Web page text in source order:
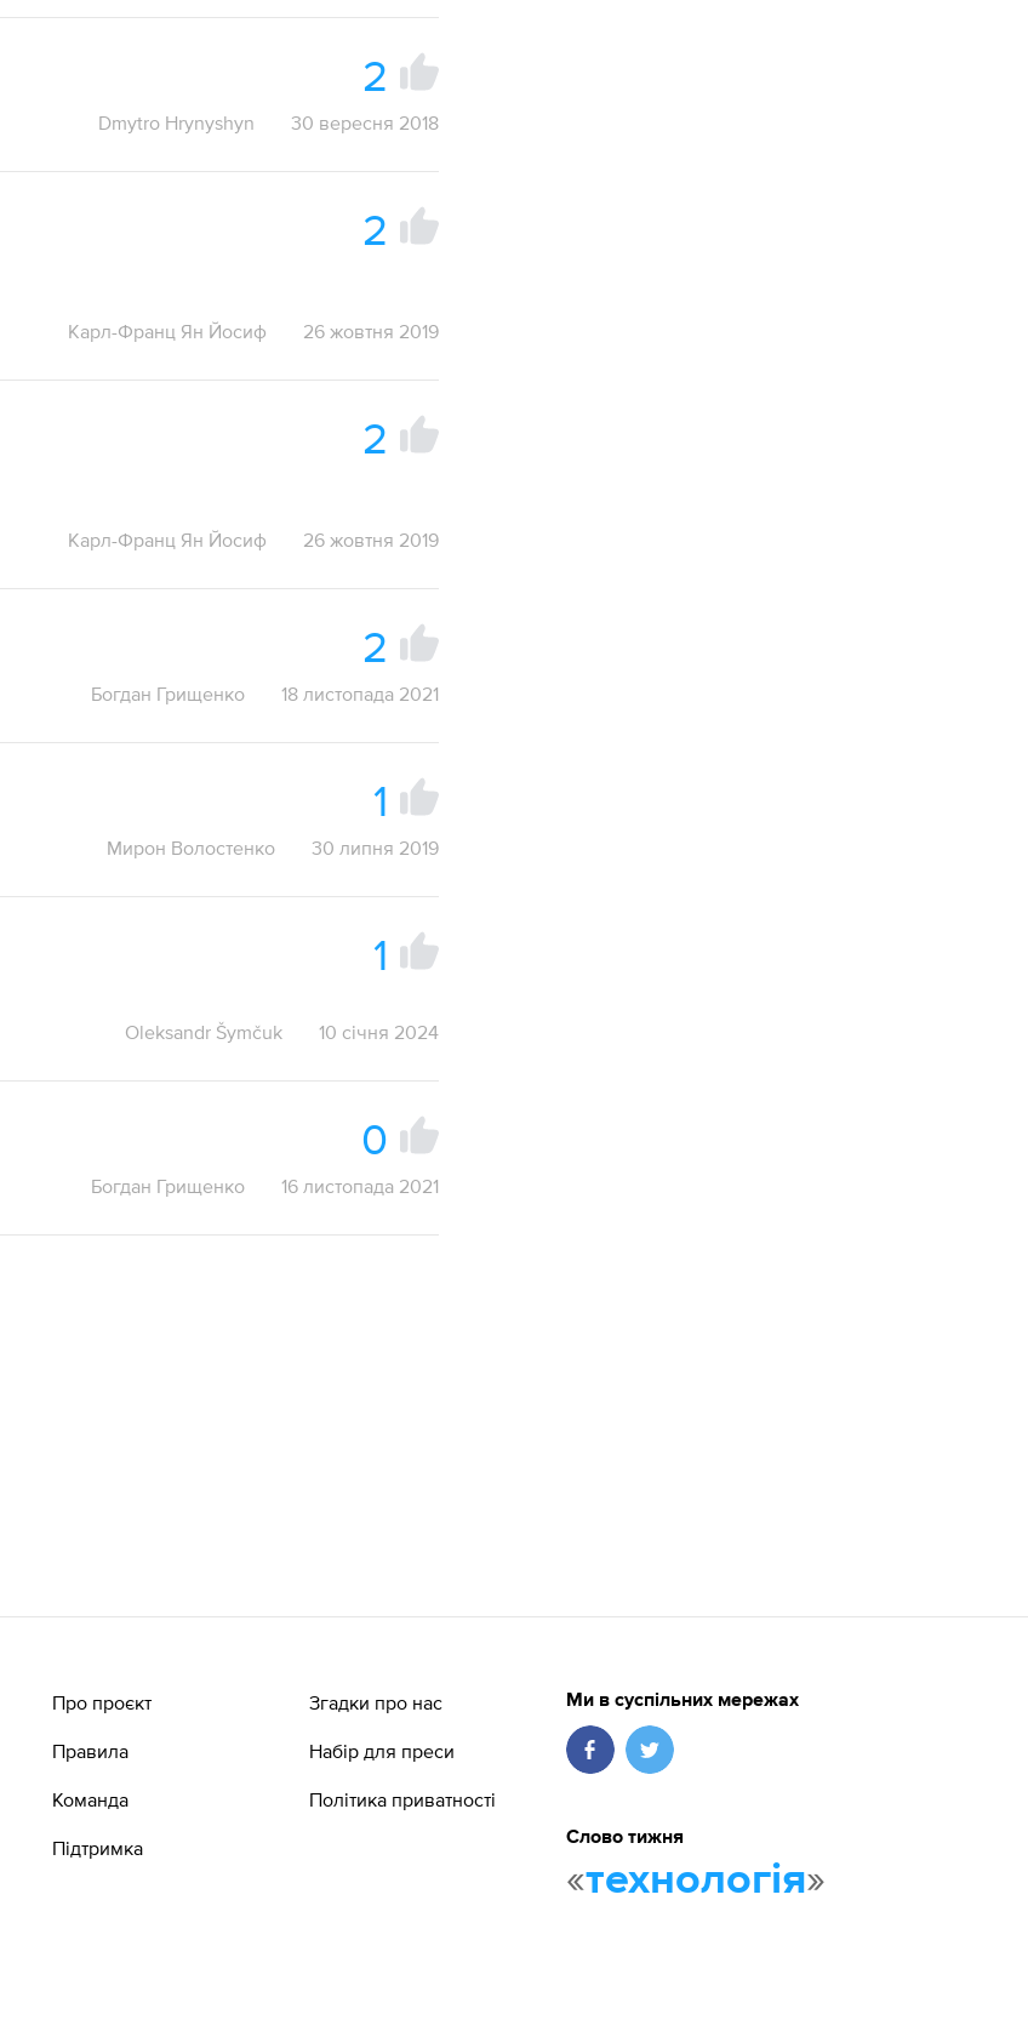
2
Dmytro Hrynyshyn 30 вересня 2018
2
Карл-Франц Ян Йосиф 26 жовтня 2019
2
Карл-Франц Ян Йосиф 26 жовтня 2019
2
Богдан Грищенко 18 листопада 2021
1
Мирон Волостенко 30 липня 2019
1
Oleksandr Šymčuk 10 січня 2024
0
Богдан Грищенко 16 листопада 2021
Про проєкт
Правила
Команда
Підтримка
Згадки про нас
Набір для преси
Політика приватності
Ми в суспільних мережах
Слово тижня
«технологія»